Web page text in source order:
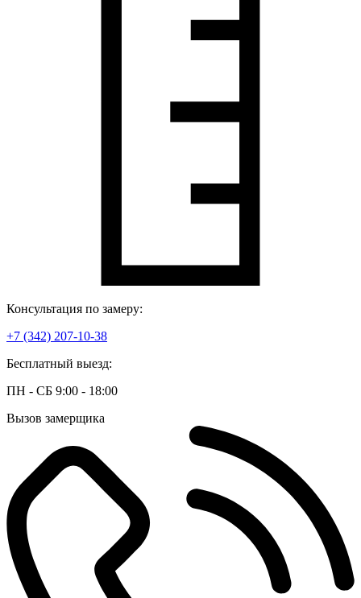
Консультация по замеру:
+7 (342) 207-10-38
Бесплатный выезд:
ПН - СБ 9:00 - 18:00
Вызов замерщика